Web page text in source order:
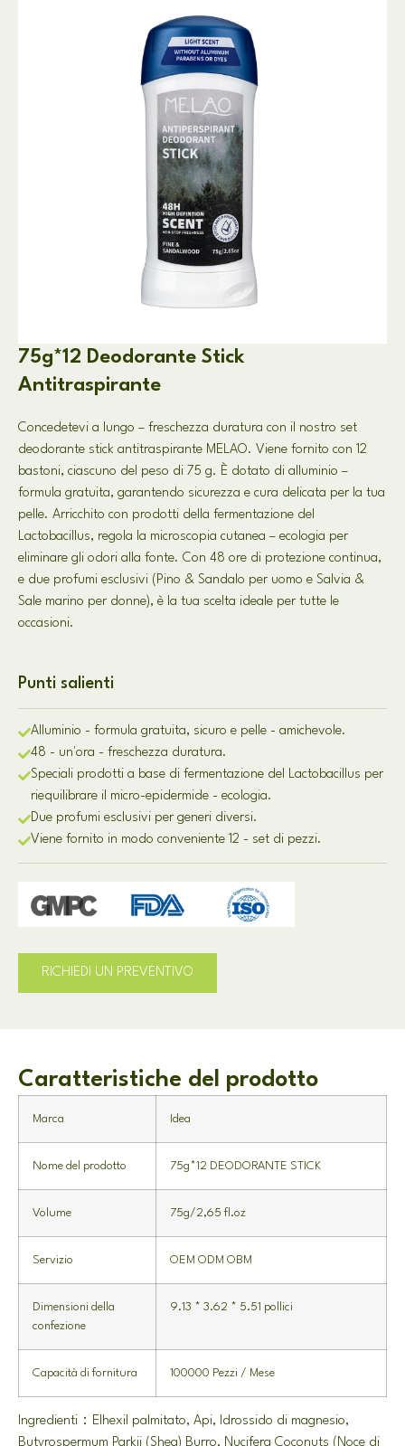
75g*12 Deodorante Stick
Antitraspirante
Concedetevi a lungo – freschezza duratura con il nostro set
deodorante stick antitraspirante MELAO. Viene fornito con 12
bastoni, ciascuno del peso di 75 g. È dotato di alluminio –
formula gratuita, garantendo sicurezza e cura delicata per la tua
pelle. Arricchito con prodotti della fermentazione del
Lactobacillus, regola la microscopia cutanea – ecologia per
eliminare gli odori alla fonte. Con 48 ore di protezione continua,
e due profumi esclusivi (Pino & Sandalo per uomo e Salvia &
Sale marino per donne), è la tua scelta ideale per tutte le
occasioni.
Punti salienti
Alluminio - formula gratuita, sicuro e pelle - amichevole.
48 - un'ora - freschezza duratura.
Speciali prodotti a base di fermentazione del Lactobacillus per
riequilibrare il micro-epidermide - ecologia.
Due profumi esclusivi per generi diversi.
Viene fornito in modo conveniente 12 - set di pezzi.
RICHIEDI UN PREVENTIVO
Caratteristiche del prodotto
Marca Idea
Nome del prodotto 75g*12 DEODORANTE STICK
Volume 75g/2,65 fl.oz
Servizio OEM ODM OBM
Dimensioni della
confezione
9.13 * 3.62 * 5.51 pollici
Capacità di fornitura 100000 Pezzi / Mese
Ingredienti：Elhexil palmitato, Api, Idrossido di magnesio,
Butyrospermum Parkii (Shea) Burro, Nucifera Coconuts (Noce di